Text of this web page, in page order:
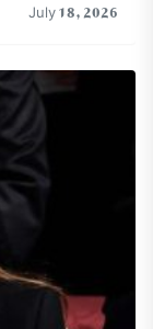
July 18, 2026